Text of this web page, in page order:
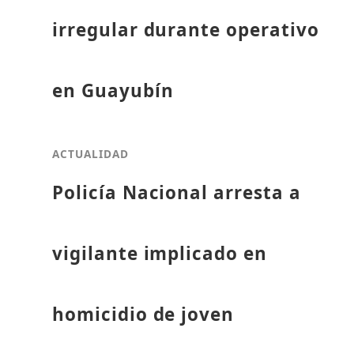
irregular durante operativo
en Guayubín
ACTUALIDAD
Policía Nacional arresta a
vigilante implicado en
homicidio de joven